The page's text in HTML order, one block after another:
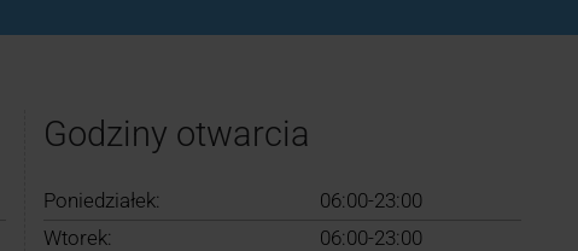
Godziny otwarcia
Poniedziałek:
06:00-23:00
Wtorek:
06:00-23:00